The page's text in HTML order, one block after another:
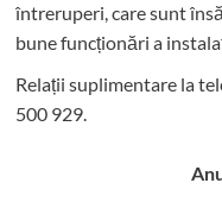
întreruperi, care sunt
bune funcționări a
Relații suplimentare la tel
500 929.